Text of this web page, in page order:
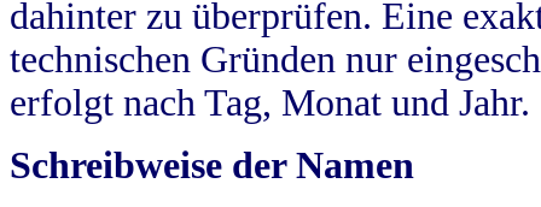
dahinter zu überprüfen. Eine
technischen Gründen nur
erfolgt nach Tag, Monat und Jahr.
Schreibweise der Namen